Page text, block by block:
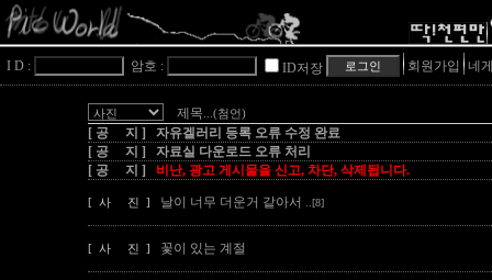
I D : 암호 : ID저장 회원가입 네
제목 ...(첨언)
[ 공 지 ] 자유겔러리 등록 오류 수정 완료
[ 공 지 ] 자료실 다운로드 오류 처리
[ 공 지 ] 비난, 광고 게시물을 신고, 차단, 삭제됩니다.
[ 사 진 ] 날이 너무 더운거 같아서 ..[8]
[ 사 진 ] 꽃이 있는 계절